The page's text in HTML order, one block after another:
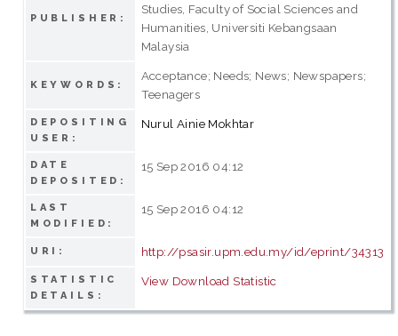
PUBLISHER:
Studies, Faculty of Social Sciences and
Humanities, Universiti Kebangsaan
Malaysia
KEYWORDS:
Acceptance; Needs; News; Newspapers;
Teenagers
DEPOSITING
USER:
Nurul Ainie Mokhtar
DATE
DEPOSITED:
15 Sep 2016 04:12
LAST
MODIFIED:
15 Sep 2016 04:12
URI: http://psasir.upm.edu.my/id/eprint/34313
STATISTIC
DETAILS:
View Download Statistic